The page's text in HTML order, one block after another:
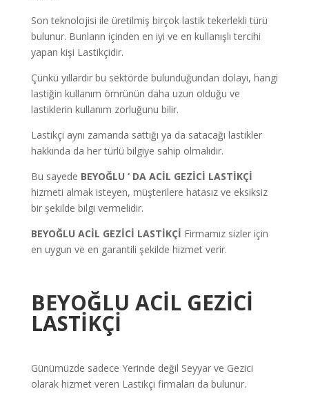
Son teknolojisi ile üretilmiş birçok lastik tekerlekli türü
bulunur. Bunların içinden en iyi ve en kullanışlı tercihi
yapan kişi Lastikçidir.
Çünkü yıllardır bu sektörde bulunduğundan dolayı, hangi
lastiğin kullanım ömrünün daha uzun olduğu ve
lastiklerin kullanım zorluğunu bilir.
Lastikçi aynı zamanda sattığı ya da satacağı lastikler
hakkında da her türlü bilgiye sahip olmalıdır.
Bu sayede BEYOĞLU ‘ DA ACİL GEZİCİ LASTİKÇİ
hizmeti almak isteyen, müşterilere hatasız ve eksiksiz
bir şekilde bilgi vermelidir.
BEYOĞLU ACİL GEZİCİ LASTİKÇİ Firmamız sizler için
en uygun ve en garantili şekilde hizmet verir.
BEYOĞLU ACİL GEZİCİ
LASTİKÇİ
Günümüzde sadece Yerinde değil Seyyar ve Gezici
olarak hizmet veren Lastikçi firmaları da bulunur.